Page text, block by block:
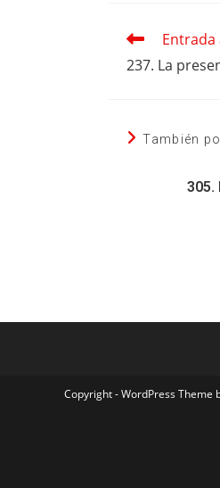
Leer
artículos
237. La
También
305.
Copyright - WordPress Theme